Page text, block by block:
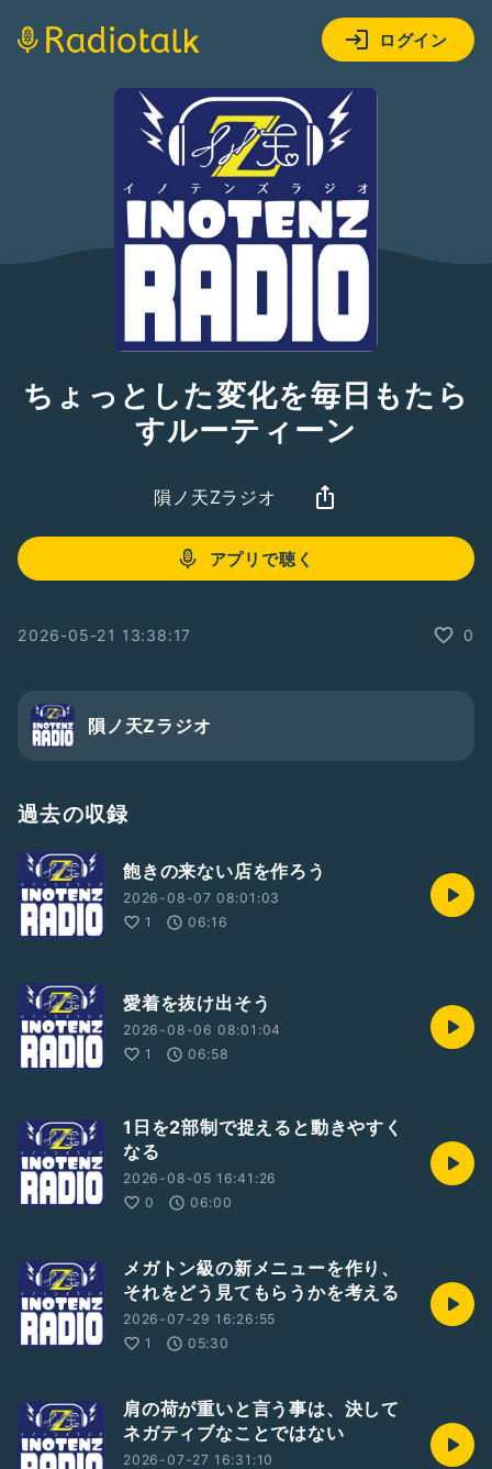
ログイン
ちょっとした変化を毎日もたら
すルーティーン
隕ノ天Zラジオ
アプリで聴く
2026-05-21 13:38:17 0
隕ノ天Zラジオ
過去の収録
飽きの来ない店を作ろう
2026-08-07 08:01:03
1
06:16
愛着を抜け出そう
2026-08-06 08:01:04
1
06:58
1日を2部制で捉えると動きやすく
なる
2026-08-05 16:41:26
0
06:00
メガトン級の新メニューを作り、
それをどう見てもらうかを考える
2026-07-29 16:26:55
1
05:30
肩の荷が重いと言う事は、決して
ネガティブなことではない
2026-07-27 16:31:10